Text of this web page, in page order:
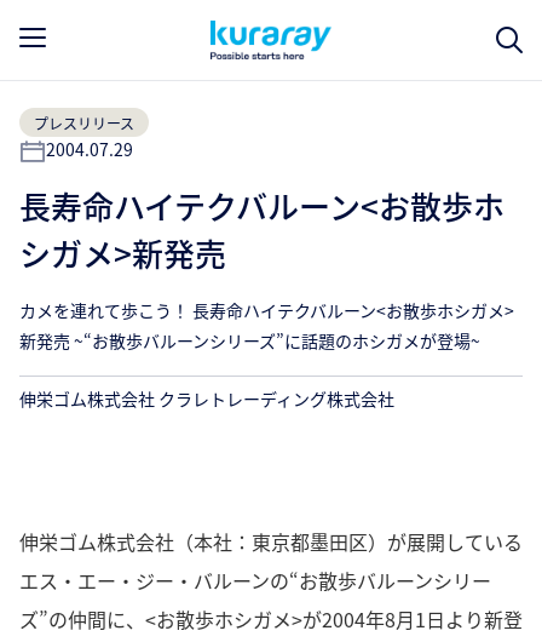
プレスリリース
2004.07.29
長寿命ハイテクバルーン<お散歩ホ
シガメ>新発売
カメを連れて歩こう！ 長寿命ハイテクバルーン<お散歩ホシガメ>
新発売 ~“お散歩バルーンシリーズ”に話題のホシガメが登場~
伸栄ゴム株式会社 クラレトレーディング株式会社
伸栄ゴム株式会社（本社：東京都墨田区）が展開している
エス・エー・ジー・バルーンの“お散歩バルーンシリー
ズ”の仲間に、<お散歩ホシガメ>が2004年8月1日より新登